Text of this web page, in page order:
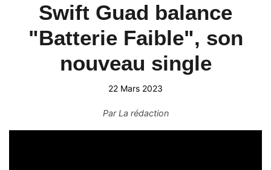
Swift Guad balance
"Batterie Faible", son
nouveau single
22 Mars 2023
ParLa rédaction